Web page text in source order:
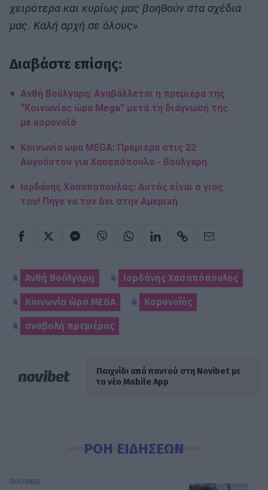
χειρότερα και κυρίως μας βοηθούν στα σχέδια
μας. Καλή αρχή σε όλους»
Διαβάστε επίσης:
Ανθή Βούλγαρη: Αναβάλλεται η πρεμιέρα της
“Κοινωνίας ώρα Mega” μετά τη διάγνωσή της
με κορονοϊό
Κοινωνία ώρα MEGA: Πρεμιέρα στις 22
Αυγούστου για Χασαπόπουλο - Βούλγαρη
Ιορδάνης Χασαπόπουλος: Αυτός είναι ο γιος
του! Πήγε να τον δει στην Αμερική
Ανθή Βούλγαρη Ιορδάνης Χασαπόπουλος
Κοινωνία ώρα MEGA Κορονοϊός
αναβολή πρεμιέρας
Παιχνίδι από παντού στη Novibet με
το νέο Mobile App
ΡΟΗ ΕΙΔΗΣΕΩΝ
SHOWBIZ